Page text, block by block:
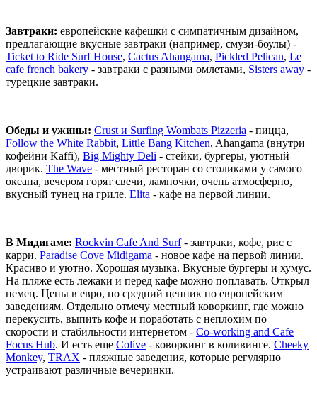
Завтраки: европейские кафешки с симпатичным дизайном,
предлагающие вкусные завтраки (например, смузи-боулы) -
Ticket to Ride Surf House, Cactus Ahangama, Pickled Pelican, Le
cafe french bakery - завтраки c разными омлетами, Sisters away -
турецкие завтраки.
Обеды и ужины: Crust и Surfing Wombats Pizzeria - пицца,
Follow the White Rabbit, Little Bang Kitchen, Ahangama (внутри
кофейни Kaffi), Big Mighty Deli - стейки, бургеры, уютный
дворик. The Wave - местный ресторан со столиками у самого
океана, вечером горят свечи, лампочки, очень атмосферно,
вкусный тунец на гриле. Elita - кафе на первой линии.
В Мидигаме: Rockvin Cafe And Surf- завтраки, кофе, рис с
карри. Paradise Cove Midigama - новое кафе на первой линии.
Красиво и уютно. Хорошая музыка. Вкусные бургеры и хумус.
На пляже есть лежаки и перед кафе можно поплавать. Открыл
немец. Цены в евро, но средний ценник по европейским
заведениям. Отдельно отмечу местный коворкинг, где можно
перекусить, выпить кофе и поработать с неплохим по
скорости и стабильности интернетом - Co-working and Cafe
Focus Hub. И есть еще Colive - коворкинг в коливинге. Cheeky
Monkey, TRAX - пляжные заведения, которые регулярно
устраивают различные вечеринки.